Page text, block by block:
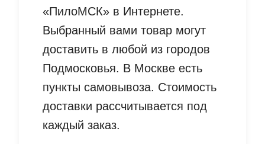
«ПилоМСК» в Интернете.
Выбранный вами товар могут
доставить в любой из городов
Подмосковья. В Москве есть
пункты самовывоза. Стоимость
доставки рассчитывается под
каждый заказ.